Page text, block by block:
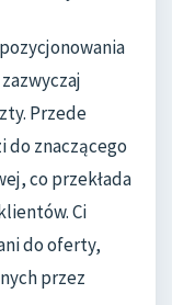
Przede
do znaczącego
co przekłada
Ci
do oferty,
przez